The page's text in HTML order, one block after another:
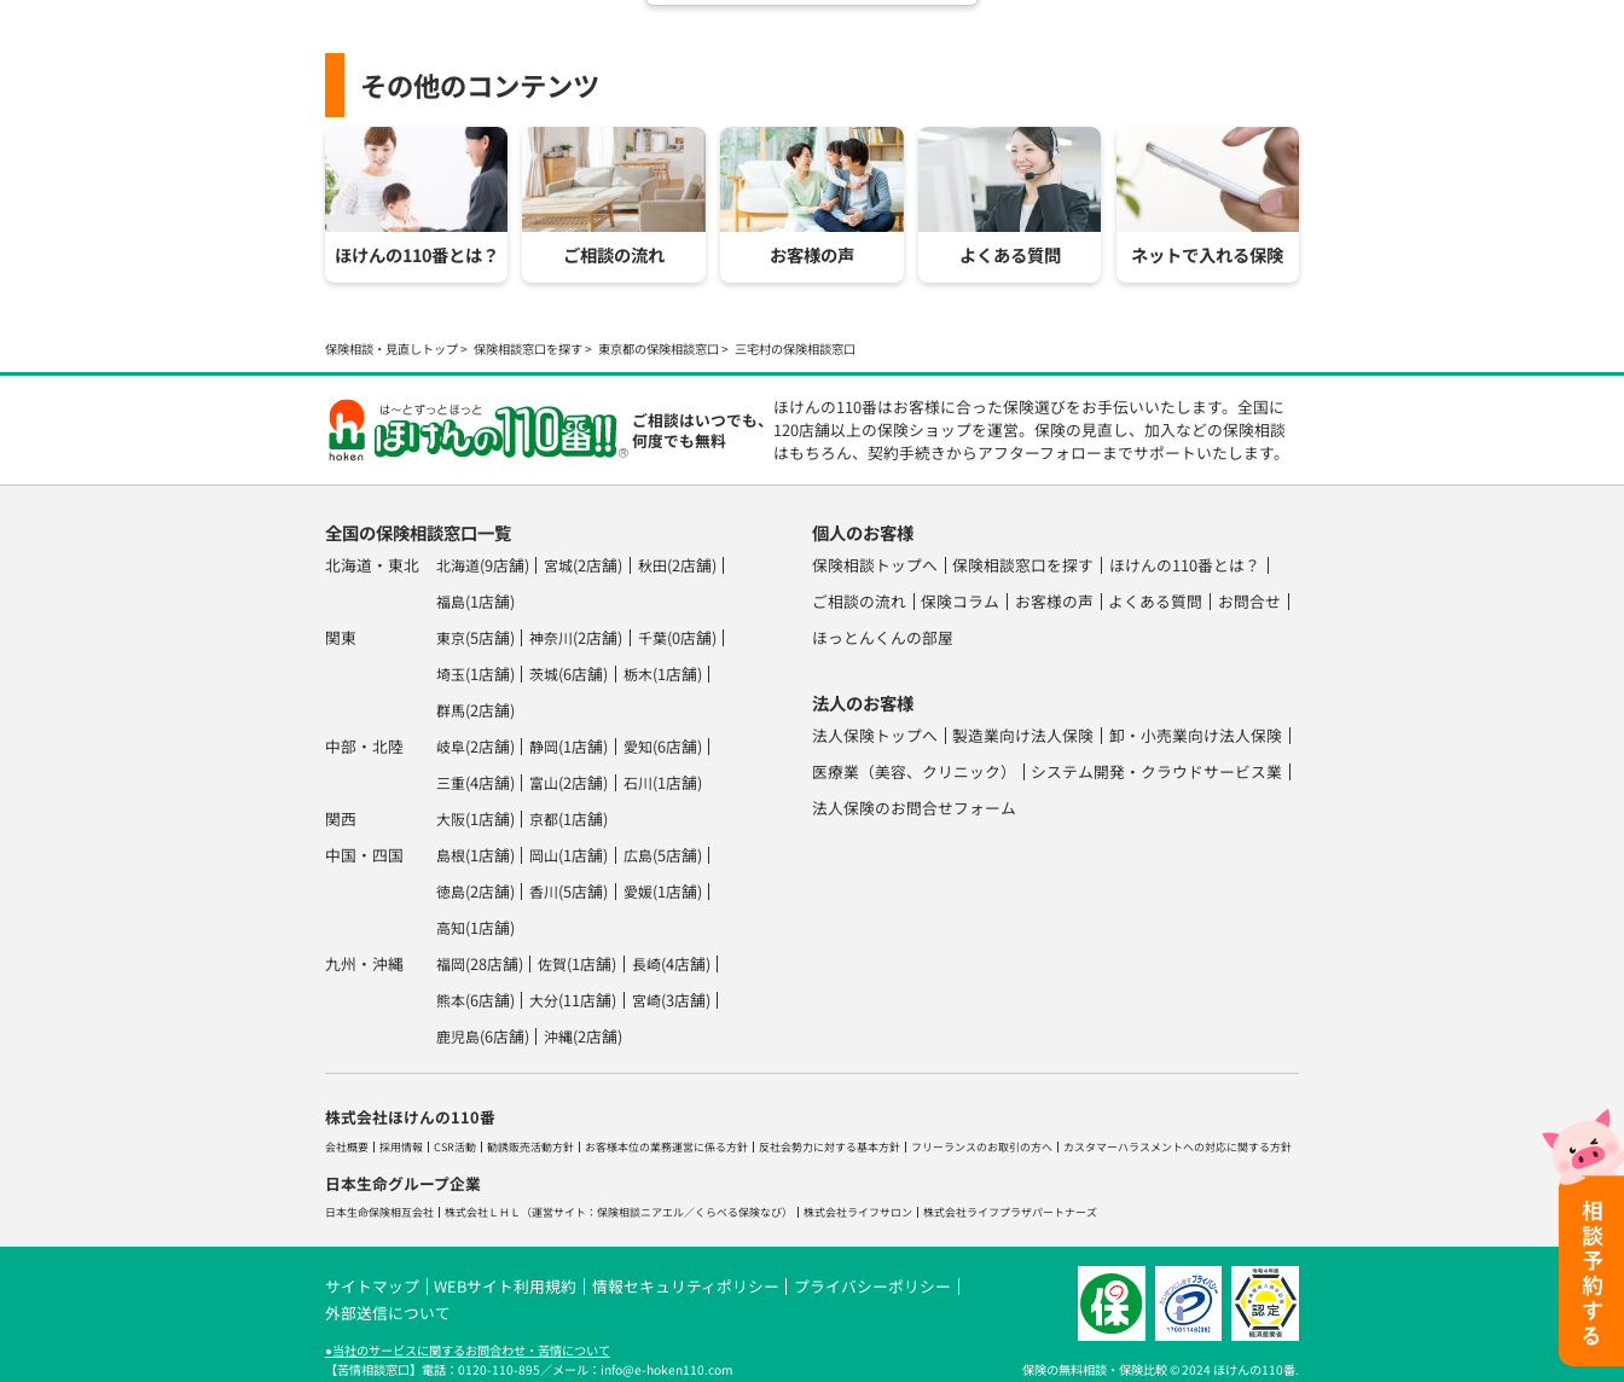
その他のコンテンツ
ほけんの110番とは？ ご相談の流れ お客様の声 よくある質問 ネットで入れる保険
保険相談・見直しトップ 保険相談窓口を探す 東京都の保険相談窓口 三宅村の保険相談窓口
ご相談はいつでも、
何度でも無料
ほけんの110番はお客様に合った保険選びをお手伝いいたします。全国に
120店舗以上の保険ショップを運営。保険の見直し、加入などの保険相談
はもちろん、契約手続きからアフターフォローまでサポートいたします。
全国の保険相談窓口一覧
北海道・東北 北海道(9店舗) 宮城(2店舗) 秋田(2店舗)
福島(1店舗)
関東
東京(5店舗) 神奈川(2店舗) 千葉(0店舗)
埼玉(1店舗) 茨城(6店舗) 栃木(1店舗)
群馬(2店舗)
中部・北陸
岐阜(2店舗) 静岡(1店舗) 愛知(6店舗)
三重(4店舗) 富山(2店舗) 石川(1店舗)
関西
大阪(1店舗) 京都(1店舗)
中国・四国
島根(1店舗) 岡山(1店舗) 広島(5店舗)
徳島(2店舗) 香川(5店舗) 愛媛(1店舗)
高知(1店舗)
九州・沖縄
福岡(28店舗) 佐賀(1店舗) 長崎(4店舗)
熊本(6店舗) 大分(11店舗) 宮崎(3店舗)
鹿児島(6店舗) 沖縄(2店舗)
個人のお客様
保険相談トップへ 保険相談窓口を探す
ほけんの110番とは？
ご相談の流れ
保険コラム お客様の声 よくある質問
お問合せ
ほっとんくんの部屋
法人のお客様
法人保険トップへ 製造業向け法人保険
卸・小売業向け法人保険
医療業（美容、クリニック）
システム開発・クラウドサービス業
法人保険のお問合せフォーム
株式会社ほけんの110番
会社概要 採用情報 CSR活動 勧誘販売活動方針 お客様本位の業務運営に係る方針 反社会勢力に対する基本方針 フリーランスのお取引の方へ カスタマーハラスメントへの対応に関する方針
日本生命グループ企業
日本生命保険相互会社 株式会社ＬＨＬ （運営サイト： 保険相談ニアエル／くらべる保険なび） 株式会社ライフサロン 株式会社ライフプラザパートナーズ
サイトマップ WEBサイト利用規約 情報セキュリティポリシー
プライバシーポリシー
外部送信について
●当社のサービスに関するお問合わせ・苦情について
【苦情相談窓口】電話：0120-110-895／メール：info@e-hoken110.com
保険の無料相談・保険比較 © 2024 ほけんの110番.